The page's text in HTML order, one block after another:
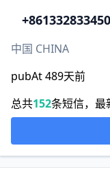
+86
中国 CHINA
pubAt 489天前
总共152条短信，最